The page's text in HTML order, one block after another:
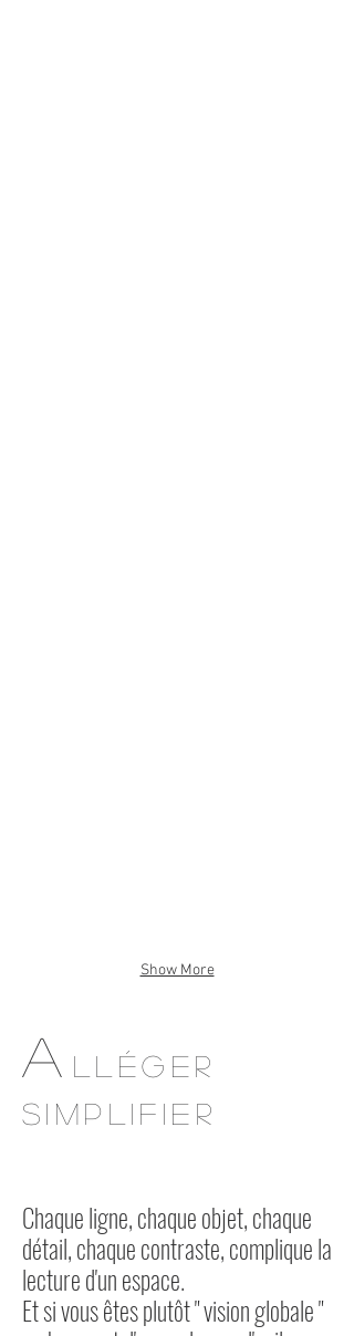
Show More
A LLÉGER
SIMPLIFIER
Chaque ligne, chaque objet, chaque
détail, chaque contraste, complique la
lecture d'un espace.
Et si vous êtes plutôt " vision globale "